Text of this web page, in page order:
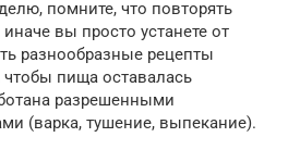
помните, что повторять
вы просто устанете от
разнообразные рецепты
пища оставалась
разрешенными
(варка, тушение, выпекание).